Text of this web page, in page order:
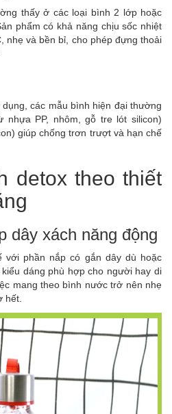
thấy ở các loại bình 2 lớp hoặc
phẩm có khả năng chịu sốc nhiệt
nhẹ và bền bỉ, cho phép đựng thoải
các mẫu bình hiện đại thường
PP, nhôm, gỗ tre lót silicon)
giúp chống trơn trượt và hạn chế
detox theo thiết
dây xách năng động
với phần nắp có gắn dây dù hoặc
dáng phù hợp cho người hay di
mang theo bình nước trở nên nhẹ
hết.